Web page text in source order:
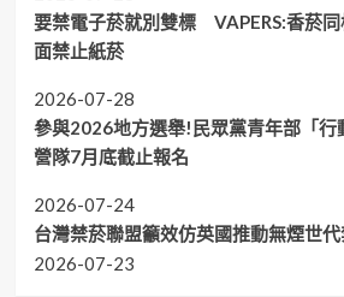
要禁電子菸就別雙標 VAPERS:香菸
面禁止紙菸
2026-07-28
參與2026地方選舉!民眾黨青年部「行
營隊7月底截止報名
2026-07-24
台灣禁菸聯盟籲效仿英國推動無煙世
2026-07-23